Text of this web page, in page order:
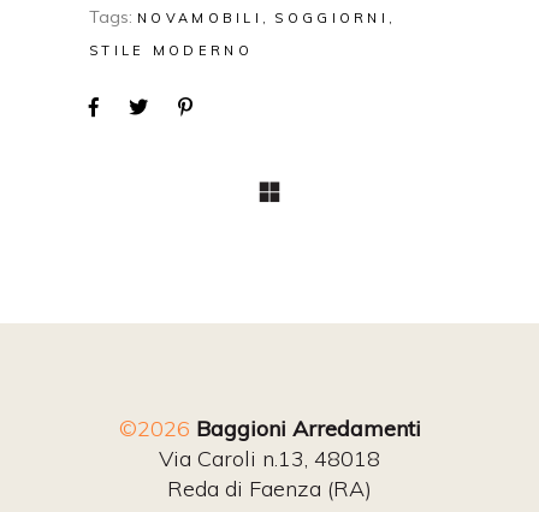
Tags: NOVAMOBILI
SOGGIORNI
STILE MODERNO
©2026 Baggioni Arredamenti
Via Caroli n.13, 48018
Reda di Faenza (RA)